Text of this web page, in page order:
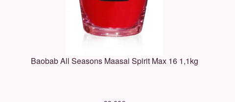
Baobab All Seasons Maasai Spirit Max 16 1,1kg